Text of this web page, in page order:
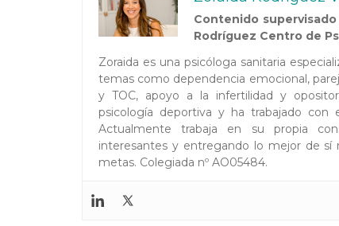
Contenido
Rodríguez Centro de
Zoraida es una psicóloga sanitaria
temas como dependencia emocional,
y TOC, apoyo a la infertilidad y
psicología deportiva y ha trabajado con
Actualmente trabaja en su propia
interesantes y entregando lo mejor de sí
metas. Colegiada nº AO05484.